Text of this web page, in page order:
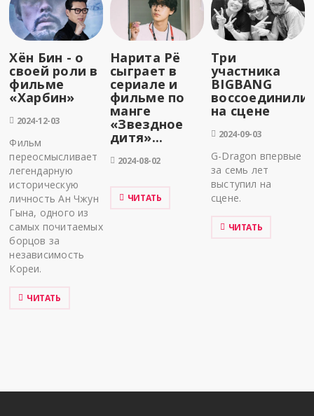
Хён Бин - о
своей роли в
фильме
«Харбин»
2024-12-03
Фильм
переосмысливает
легендарную
историческую
личность Ан Чжун
Гына, одного из
самых почитаемых
борцов за
независимость
Кореи.
ЧИТАТЬ
Нарита Рё
сыграет в
сериале и
фильме по
манге
«Звездное
дитя»...
2024-08-02
ЧИТАТЬ
Три
участника
BIGBANG
на сцене
2024-09-03
G-Dragon впервые
за семь лет
выступил на
сцене.
ЧИТАТЬ